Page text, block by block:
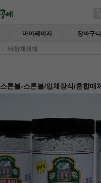
마이페이지 장바구니
바탕채색제
스톤볼-스톤볼/입체장식/혼합매